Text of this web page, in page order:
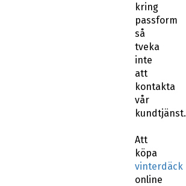
kring
passform
så
tveka
inte
att
kontakta
vår
kundtjänst.
Att
köpa
vinterdäck
online